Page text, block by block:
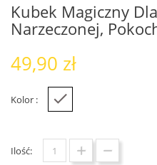
Kubek Magiczny
Narzeczonej,
49,90 zł
Kolor :
Ilość: